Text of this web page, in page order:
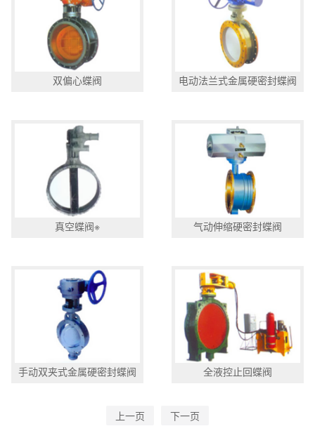
双偏心蝶阀 电动法兰式金属硬密封蝶阀
真空蝶阀※ 气动伸缩硬密封蝶阀
手动双夹式金属硬密封蝶阀 全液控止回蝶阀